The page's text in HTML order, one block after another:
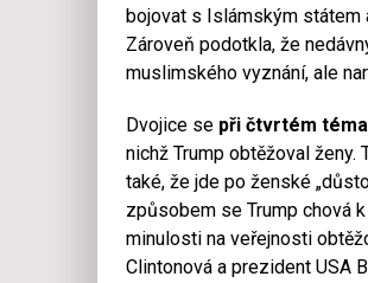
bojovat s Islámským státem
Zároveň podotkla, že
muslimského vyznání, ale
Dvojice sepři čtvrtém
nichž Trump obtěžoval ženy.
také, že jde po ženské
způsobem se Trump chová
minulosti na veřejnosti
Clintonová a prezident USA